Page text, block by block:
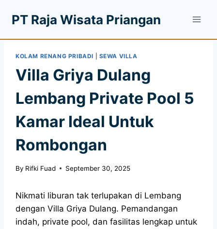
PT Raja Wisata Priangan
KOLAM RENANG PRIBADI SEWA VILLA
Villa Griya Dulang
Lembang Private Pool 5
Kamar Ideal Untuk
Rombongan
By Rifki Fuad September 30, 2025
Nikmati liburan tak terlupakan di Lembang
dengan Villa Griya Dulang. Pemandangan
indah, private pool, dan fasilitas lengkap untuk